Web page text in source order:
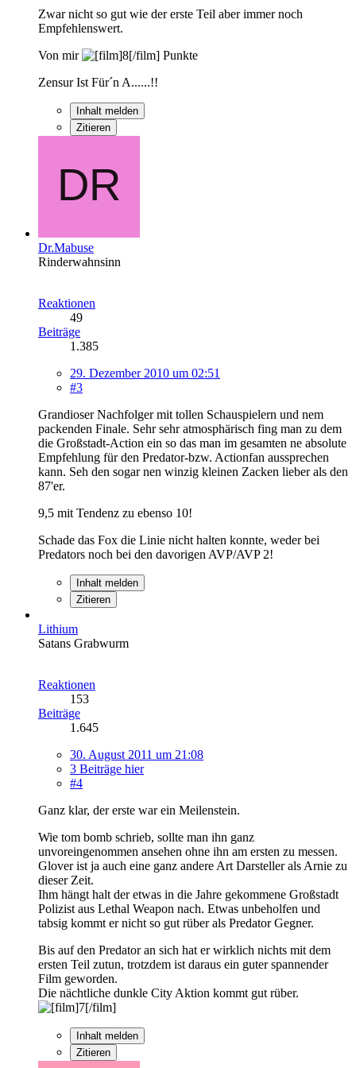
Zwar nicht so gut wie der erste Teil aber immer noch
Empfehlenswert.
Von mir
Punkte
Zensur Ist Für´n A......!!
Inhalt melden
Zitieren
Dr.Mabuse
Rinderwahnsinn
Reaktionen
49
Beiträge
1.385
29. Dezember 2010 um 02:51
#3
Grandioser Nachfolger mit tollen Schauspielern und nem
packenden Finale. Sehr sehr atmosphärisch fing man zu dem
die Großstadt-Action ein so das man im gesamten ne absolute
Empfehlung für den Predator-bzw. Actionfan aussprechen
kann. Seh den sogar nen winzig kleinen Zacken lieber als den
87'er.
9,5 mit Tendenz zu ebenso 10!
Schade das Fox die Linie nicht halten konnte, weder bei
Predators noch bei den davorigen AVP/AVP 2!
Inhalt melden
Zitieren
Lithium
Satans Grabwurm
Reaktionen
153
Beiträge
1.645
30. August 2011 um 21:08
3 Beiträge hier
#4
Ganz klar, der erste war ein Meilenstein.
Wie tom bomb schrieb, sollte man ihn ganz
unvoreingenommen ansehen ohne ihn am ersten zu messen.
Glover ist ja auch eine ganz andere Art Darsteller als Arnie zu
dieser Zeit.
Ihm hängt halt der etwas in die Jahre gekommene Großstadt
Polizist aus Lethal Weapon nach. Etwas unbeholfen und
tabsig kommt er nicht so gut rüber als Predator Gegner.
Bis auf den Predator an sich hat er wirklich nichts mit dem
ersten Teil zutun, trotzdem ist daraus ein guter spannender
Film geworden.
Die nächtliche dunkle City Aktion kommt gut rüber.
Inhalt melden
Zitieren